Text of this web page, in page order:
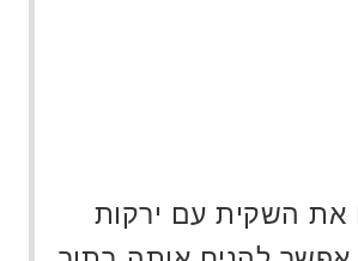
את השקית עם ירקות